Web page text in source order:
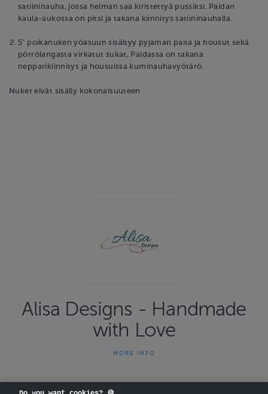
satiininauha, jossa helman saa kiristettyä pussiksi. Paidan
kaula-aukossa on pitsi ja takana kiinnitys satiininauhalla.
5" poikanuken yöasuun sisältyy pyjaman paita ja housut sekä
pörrölangasta virkatut sukat, Paidassa on takana
nepparikiinnitys ja housuissa kuminauhavyötärö.
Nuket eivät sisälly kokonaisuuteen
Alisa Designs - Handmade
with Love
nukenvaatteita ja lisätarvikkeita muotinukeille, baby born -
MORE INFO